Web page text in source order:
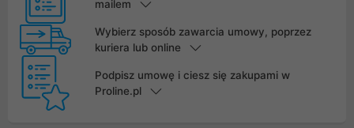
mailem
Wybierz sposób zawarcia umowy, poprzez
kuriera lub online
Podpisz umowę i ciesz się zakupami w
Proline.pl